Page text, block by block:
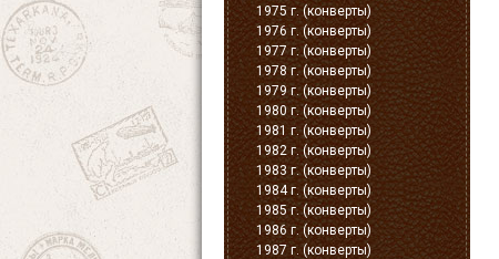
1975 г. (конверты)
1976 г. (конверты)
1977 г. (конверты)
1978 г. (конверты)
1979 г. (конверты)
1980 г. (конверты)
1981 г. (конверты)
1982 г. (конверты)
1983 г. (конверты)
1984 г. (конверты)
1985 г. (конверты)
1986 г. (конверты)
1987 г. (конверты)